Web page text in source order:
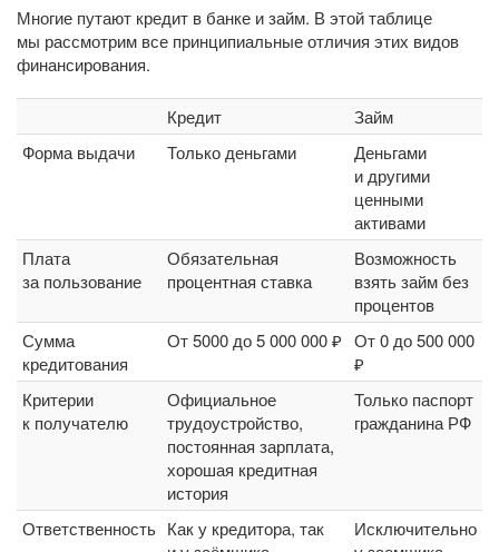
Многие путают кредит в банке и займ. В этой таблице
мы рассмотрим все принципиальные отличия этих видов
финансирования.
Кредит
Займ
Форма выдачи
Только деньгами
Деньгами
и другими
ценными
активами
Плата
за пользование
Обязательная
процентная ставка
Возможность
взять займ без
процентов
Сумма
кредитования
От 5000 до 5 000 000 ₽ От 0 до 500 000
₽
Критерии
к получателю
Официальное
трудоустройство,
постоянная зарплата,
хорошая кредитная
история
Только паспорт
гражданина РФ
Ответственность Как у кредитора, так
Исключительно